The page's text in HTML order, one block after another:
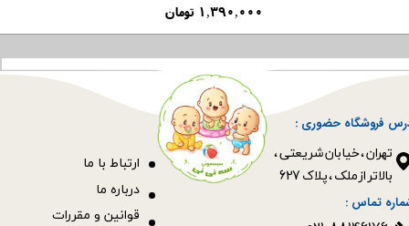
۱,۳۹۰,۰۰۰ تومان
فروشگاه حضوری :
​​​​​​​تهران ، خیابان شریعتی ،
بالاتر از ملک ، پلاک 627​​​​​​​
قوانین و مقررات
ارتباط با ما
درباره ما
تماس :